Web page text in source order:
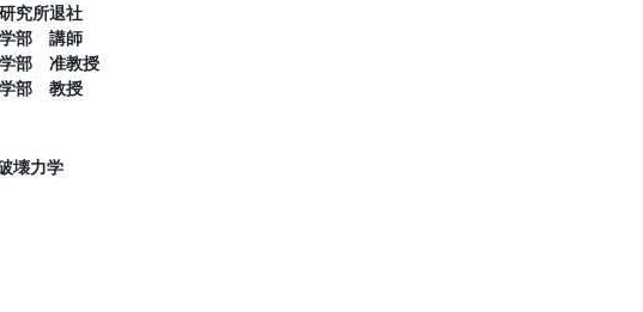
究所退社
部 講師
部 准教授
部 教授
壊力学